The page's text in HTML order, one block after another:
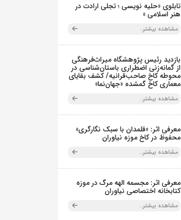
تابلوی «حلیه نویسی ؛ تجلی ارادت در
هنر اسلامی »
مشاهده بیشتر..
بازدید رئیس پژوهشگاه میراث‌فرهنگی
از گمانه‌زنی اضطراری باستان‌شناسی در
محوطه کاخ صاحب‌قرانیه/ کشف بقایای
معماری کاخ گمشده «جهان‌نما»
مشاهده بیشتر..
معرفی اثر: «قلمدان با سبک نگارگری»
محفوظ در کاخ موزه نیاوران
مشاهده بیشتر..
معرفی اثر: مجسمه الهه مرگ در موزه
کتابخانه اختصاصی نیاوران
مشاهده بیشتر..